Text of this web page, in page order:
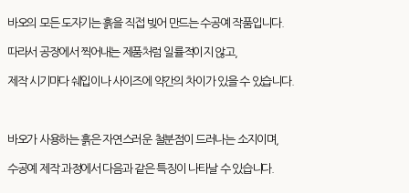
바오의 모든 도자기는 흙을 직접 빚어 만드는 수공예 작품입니다.
따라서 공장에서 찍어내는 제품처럼 일률적이지 않고,
제작 시기마다 쉐입이나 사이즈에 약간의 차이가 있을 수 있습니다.
바오가 사용하는 흙은 자연스러운 철분점이 드러나는 소지이며,
수공예 제작 과정에서 다음과 같은 특징이 나타날 수 있습니다.